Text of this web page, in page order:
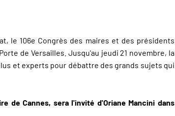
le 106e Congrès des maires et des présidents
de Versailles. Jusqu'au jeudi 21 novembre, la
et experts pour débattre des grands sujets qui
de Cannes, sera l'invité d'Oriane Mancini dans